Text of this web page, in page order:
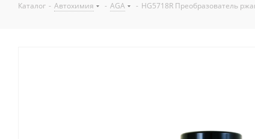
Каталог - Автохимия - AGA - HG5718R Преобразователь